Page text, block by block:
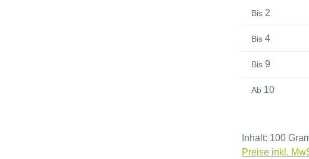
Bis 2
Bis 4
Bis 9
Ab 10
Inhalt: 100
Preise inkl.